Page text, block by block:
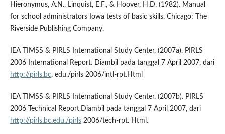
Hieronymus, A.N., Linquist, E.F., & Hoover, H.D. (1982). Manual
for school administrators Iowa tests of basic skills. Chicago: The
Riverside Publishing Company.
IEA TIMSS & PIRLS International Study Center. (2007a). PIRLS
2006 International Report. Diambil pada tanggal 7 April 2007, dari
http://pirls.bc. edu./pirls 2006/intl-rpt.Html
IEA TIMSS & PIRLS International Study Center. (2007b). PIRLS
2006 Technical Report.Diambil pada tanggal 7 April 2007, dari
http://pirls.bc.edu./pirls2006/tech-rpt. Html.